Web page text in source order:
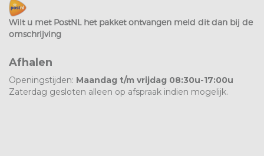
Wilt u met PostNL het pakket ontvangen meld dit dan bij de
omschrijving
Afhalen
Openingstijden: Maandag t/m vrijdag 08:30u-17:00u
Zaterdag gesloten alleen op afspraak indien mogelijk.